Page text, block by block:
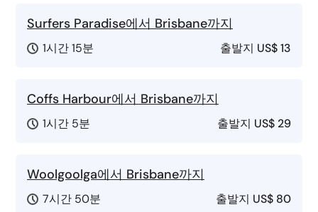
Surfers Paradise에서 Brisbane까지
1시간 15분 출발지 US$ 13
Coffs Harbour에서 Brisbane까지
1시간 5분 출발지 US$ 29
Woolgoolga에서 Brisbane까지
7시간 50분 출발지 US$ 80